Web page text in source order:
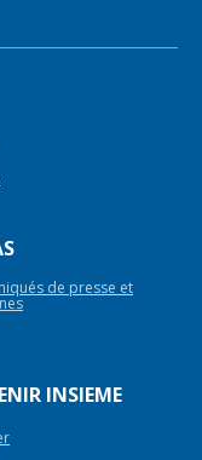
de presse et
INSIEME